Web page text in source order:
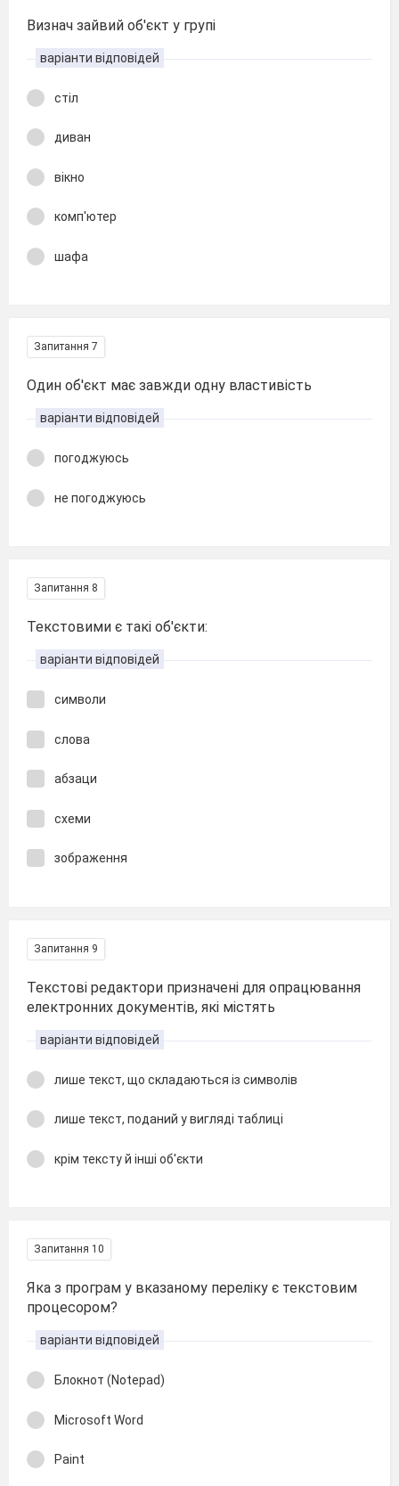
Визнач зайвий об'єкт у групі
варіанти відповідей
стіл
диван
вікно
комп'ютер
шафа
Запитання 7
Один об'єкт має завжди одну властивість
варіанти відповідей
погоджуюсь
не погоджуюсь
Запитання 8
Текстовими є такі об'єкти:
варіанти відповідей
символи
слова
абзаци
схеми
зображення
Запитання 9
Текстові редактори призначені для опрацювання
електронних документів, які містять
варіанти відповідей
лише текст, що складаються із символів
лише текст, поданий у вигляді таблиці
крім тексту й інші об'єкти
Запитання 10
Яка з програм у вказаному переліку є текстовим
процесором?
варіанти відповідей
Блокнот (Notepad)
Microsoft Word
Paint